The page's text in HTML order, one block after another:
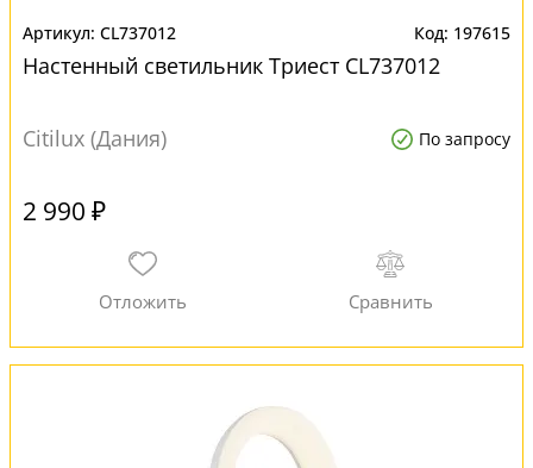
CL737012 197615
Настенный светильник Триест CL737012
Citilux (Дания) По запросу
2 990 ₽